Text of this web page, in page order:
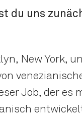
du uns
New York,
Job, der es